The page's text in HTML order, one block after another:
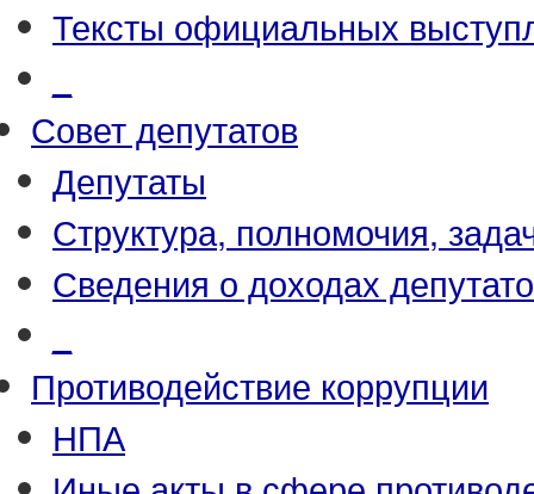
Тексты официальных
Совет депутатов
Депутаты
Структура, полномочия,
Сведения о доходах
Противодействие коррупции
НПА